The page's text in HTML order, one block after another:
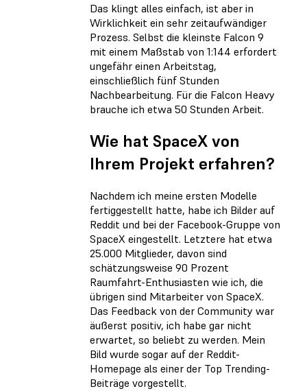
Das klingt alles einfach, ist aber in
Wirklichkeit ein sehr zeitaufwändiger
Prozess. Selbst die kleinste Falcon 9
mit einem Maßstab von 1:144 erfordert
ungefähr einen Arbeitstag,
einschließlich fünf Stunden
Nachbearbeitung. Für die Falcon Heavy
brauche ich etwa 50 Stunden Arbeit.
Wie hat SpaceX von
Ihrem Projekt erfahren?
Nachdem ich meine ersten Modelle
fertiggestellt hatte, habe ich Bilder auf
Reddit und bei der Facebook-Gruppe von
SpaceX eingestellt. Letztere hat etwa
25.000 Mitglieder, davon sind
schätzungsweise 90 Prozent
Raumfahrt-Enthusiasten wie ich, die
übrigen sind Mitarbeiter von SpaceX.
Das Feedback von der Community war
äußerst positiv, ich habe gar nicht
erwartet, so beliebt zu werden. Mein
Bild wurde sogar auf der Reddit-
Homepage als einer der Top Trending-
Beiträge vorgestellt.